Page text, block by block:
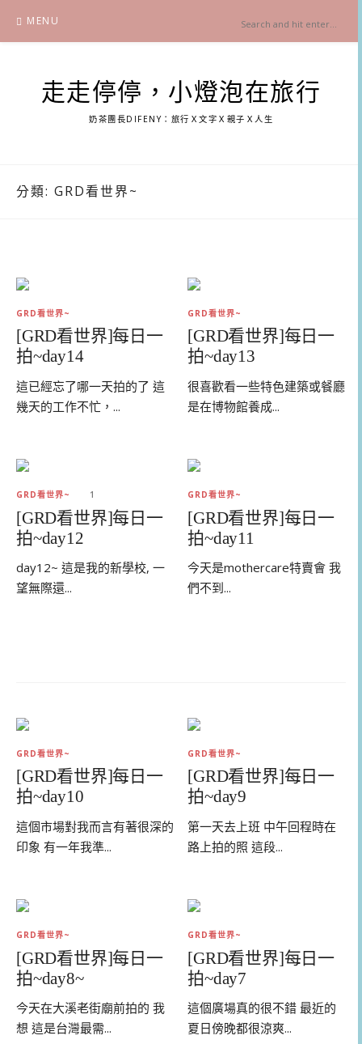
content
MENU
走走停停，小燈泡在旅行
奶茶團長DIFENY：旅行Ｘ文字Ｘ親子Ｘ人生
分類: GRD看世界~
GRD看世界~
[GRD看世界]每日一
拍~day14
這已經忘了哪一天拍的了 這
幾天的工作不忙，...
GRD看世界~
[GRD看世界]每日一
拍~day13
很喜歡看一些特色建築或餐廳
是在博物館養成...
GRD看世界~ 1
[GRD看世界]每日一
拍~day12
day12~ 這是我的新學校, 一
望無際還...
GRD看世界~
[GRD看世界]每日一
拍~day11
今天是mothercare特賣會 我
們不到...
GRD看世界~
[GRD看世界]每日一
拍~day10
這個市場對我而言有著很深的
印象 有一年我準...
GRD看世界~
[GRD看世界]每日一
拍~day9
第一天去上班 中午回程時在
路上拍的照 這段...
GRD看世界~
[GRD看世界]每日一
拍~day8~
今天在大溪老街廟前拍的 我
想 這是台灣最需...
GRD看世界~
[GRD看世界]每日一
拍~day7
這個廣場真的很不錯 最近的
夏日傍晚都很涼爽...